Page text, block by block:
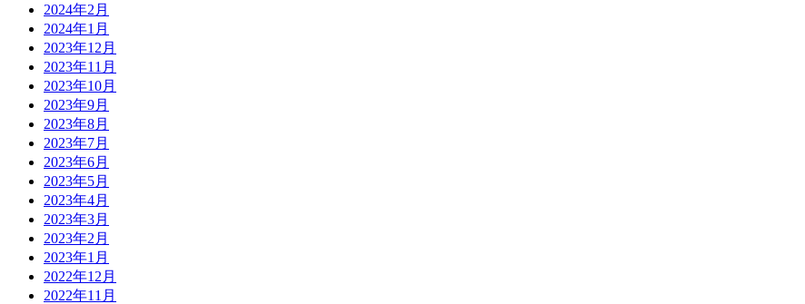
2024年2月
2024年1月
2023年12月
2023年11月
2023年10月
2023年9月
2023年8月
2023年7月
2023年6月
2023年5月
2023年4月
2023年3月
2023年2月
2023年1月
2022年12月
2022年11月